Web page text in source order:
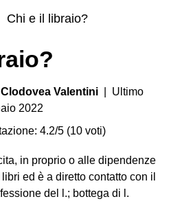
Chi e il libraio?
Valentini | Ultimo
2022
4.2/5 (10 voti)
in proprio o alle dipendenze
ed è a diretto contatto con il
del l.; bottega di l.